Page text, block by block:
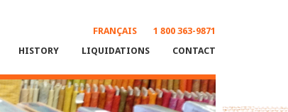
FRANÇAIS
1 800 363-9871
HISTORY LIQUIDATIONS CONTACT